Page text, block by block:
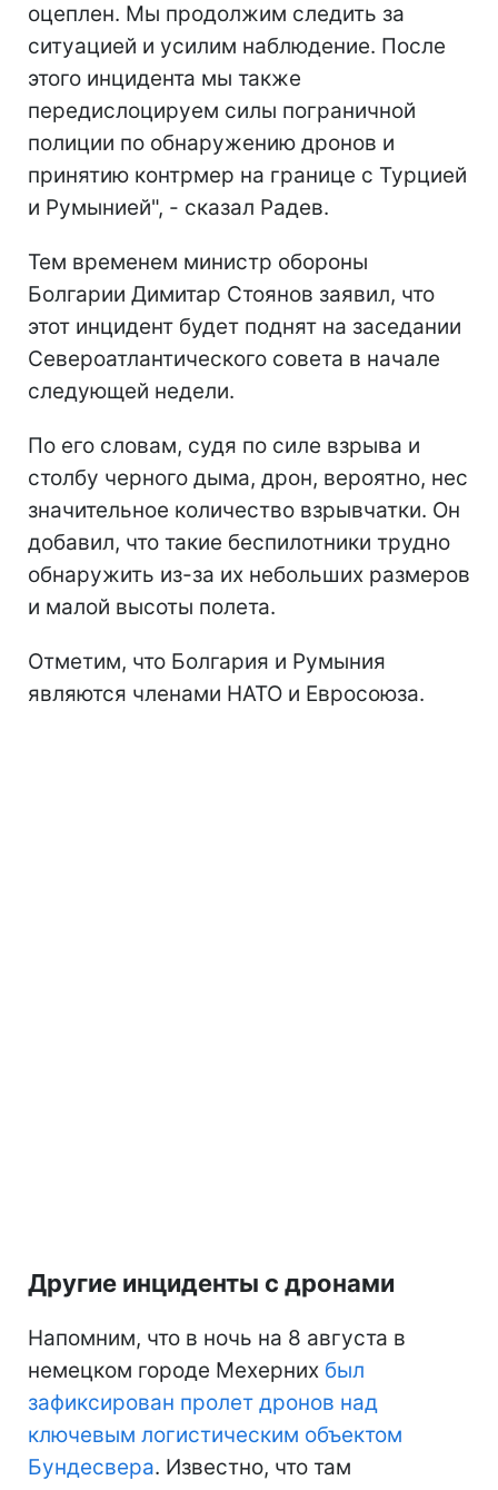
оцеплен. Мы продолжим следить за
ситуацией и усилим наблюдение. После
этого инцидента мы также
передислоцируем силы пограничной
полиции по обнаружению дронов и
принятию контрмер на границе с Турцией
и Румынией", - сказал Радев.
Тем временем министр обороны
Болгарии Димитар Стоянов заявил, что
этот инцидент будет поднят на заседании
Североатлантического совета в начале
следующей недели.
По его словам, судя по силе взрыва и
столбу черного дыма, дрон, вероятно, нес
значительное количество взрывчатки. Он
добавил, что такие беспилотники трудно
обнаружить из-за их небольших размеров
и малой высоты полета.
Отметим, что Болгария и Румыния
являются членами НАТО и Евросоюза.
Другие инциденты с дронами
Напомним, что в ночь на 8 августа в
немецком городе Мехерних был
зафиксирован пролет дронов над
ключевым логистическим объектом
Бундесвера. Известно, что там